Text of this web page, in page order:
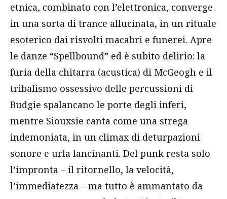
etnica, combinato con l’elettronica, converge
in una sorta di trance allucinata, in un rituale
esoterico dai risvolti macabri e funerei. Apre
le danze “Spellbound” ed è subito delirio: la
furia della chitarra (acustica) di McGeogh e il
tribalismo ossessivo delle percussioni di
Budgie spalancano le porte degli inferi,
mentre Siouxsie canta come una strega
indemoniata, in un climax di deturpazioni
sonore e urla lancinanti. Del punk resta solo
l’impronta – il ritornello, la velocità,
l’immediatezza – ma tutto è ammantato da